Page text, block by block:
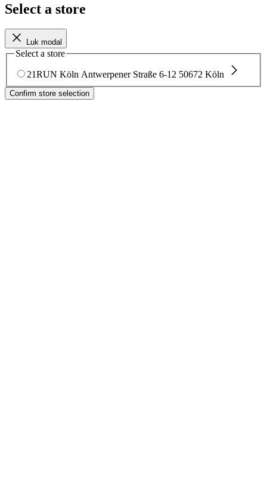
Select a store
Luk modal
Select a store
21RUN Köln Antwerpener Straße 6-12 50672 Köln
Confirm store selection